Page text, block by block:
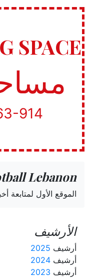
SPACE
914
Lebanon
الموقع الأول لمتابعة
الأرشيف
أرشيف 2025
أرشيف 2024
أرشيف 2023